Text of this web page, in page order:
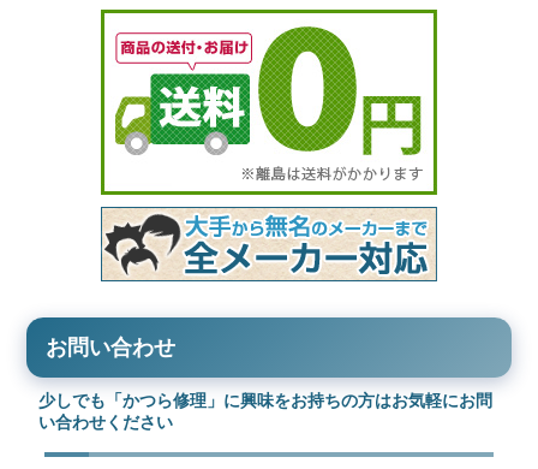
お問い合わせ
少しでも「かつら修理」に興味をお持ちの方はお気軽にお問
い合わせください